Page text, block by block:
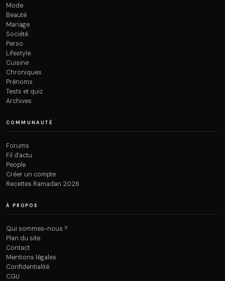
Mode
Beauté
Mariage
Société
Perso
Lifestyle
Cuisine
Chroniques
Prénoms
Tests et quiz
Archives
COMMUNAUTÉ
Forums
Fil d’actu
People
Créer un compte
Recettes Ramadan 2026
À PROPOS
Qui sommes-nous ?
Plan du site
Contact
Mentions légales
Confidentialité
CGU